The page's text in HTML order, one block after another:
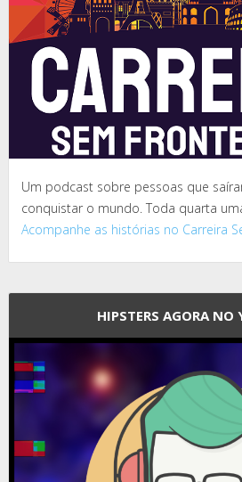
Um podcast sobre pessoas que
conquistar o mundo. Toda quarta
Acompanhe as histórias no Carreira
HIPSTERS AGORA NO